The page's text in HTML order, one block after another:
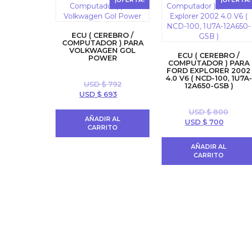
ECU ( CEREBRO /
COMPUTADOR ) PARA
VOLKWAGEN GOL
POWER
USD $792
El
original
era:
USD $693El
es:
AÑADIR AL
CARRITO
ECU ( CEREBRO /
COMPUTADOR ) PARA
FORD EXPLORER 2002
4.0 V6 ( NCD-100, 1U7A-
12A650-GSB )
USD $800
El
original
era:
USD $700El
es:
AÑADIR AL
CARRITO